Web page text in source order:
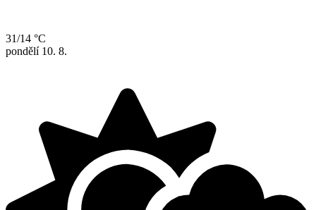
31/14 °C
pondělí 10. 8.